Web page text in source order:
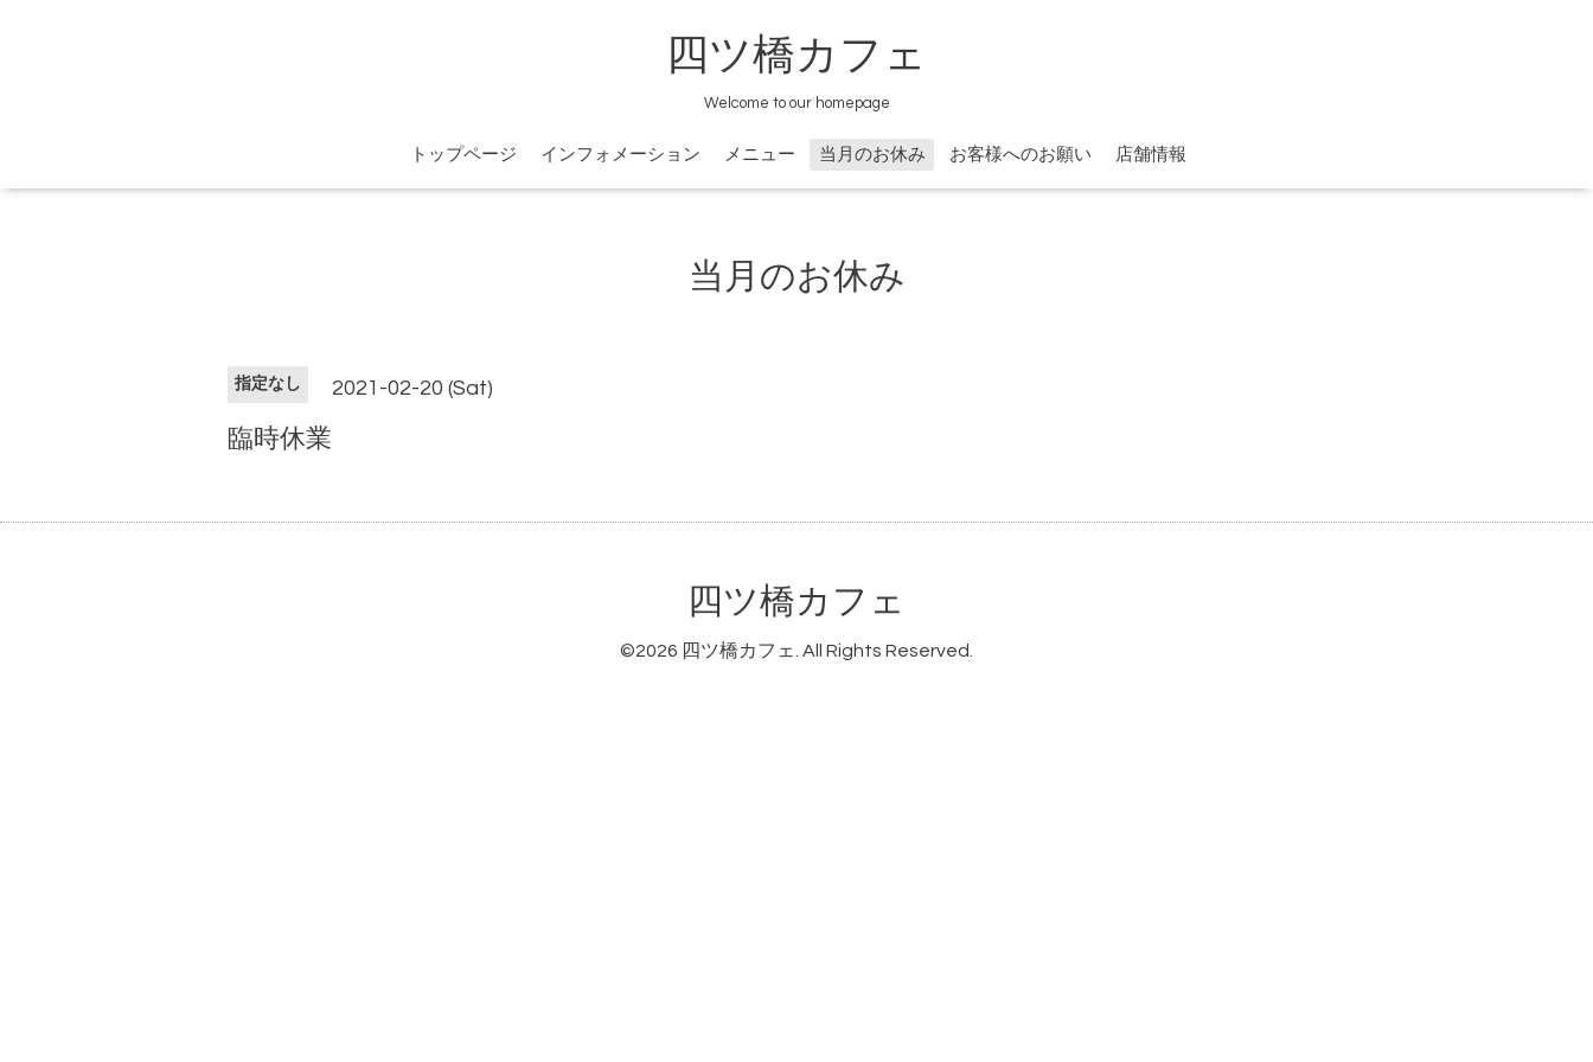
四ツ橋カフェ
Welcome to our homepage
トップページ インフォメーション メニュー 当月のお休み お客様へのお願い 店舗情報
当月のお休み
指定なし 2021-02-20 (Sat)
臨時休業
四ツ橋カフェ
©2026 四ツ橋カフェ. All Rights Reserved.